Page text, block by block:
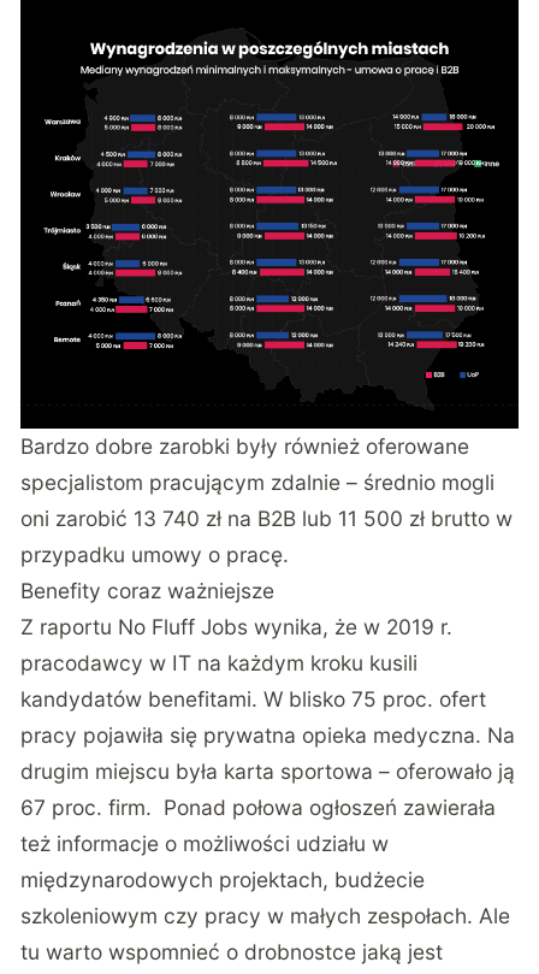
Bardzo dobre zarobki były również oferowane
specjalistom pracującym zdalnie – średnio mogli
oni zarobić 13 740 zł na B2B lub 11 500 zł brutto w
przypadku umowy o pracę.
Benefity coraz ważniejsze
Z raportu No Fluff Jobs wynika, że w 2019 r.
pracodawcy w IT na każdym kroku kusili
kandydatów benefitami. W blisko 75 proc. ofert
pracy pojawiła się prywatna opieka medyczna. Na
drugim miejscu była karta sportowa – oferowało ją
67 proc. firm. Ponad połowa ogłoszeń zawierała
też informacje o możliwości udziału w
międzynarodowych projektach, budżecie
szkoleniowym czy pracy w małych zespołach. Ale
tu warto wspomnieć o drobnostce jaką jest